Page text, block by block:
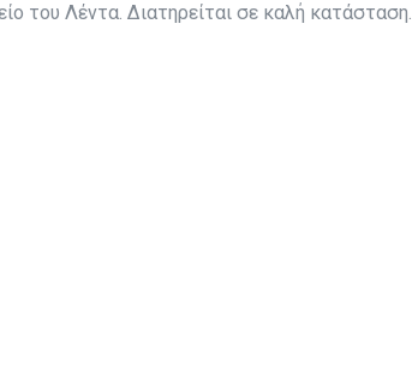
του Λέντα. Διατηρείται σε καλή κατάσταση.